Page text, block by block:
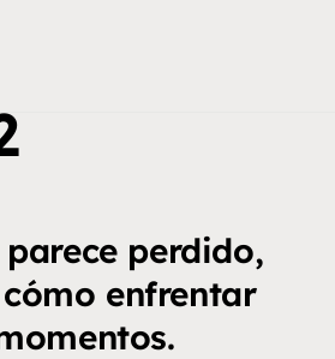
perdido,
enfrentar